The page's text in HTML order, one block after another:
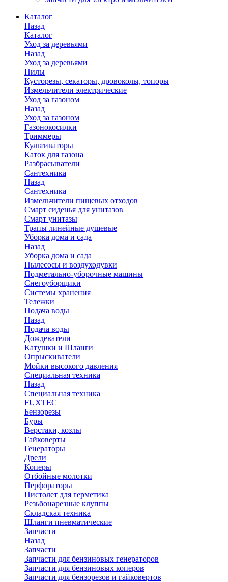
Каталог
Назад
Каталог
Уход за деревьями
Назад
Уход за деревьями
Пилы
Кусторезы, секаторы, дровоколы, топоры
Измельчители электрические
Уход за газоном
Назад
Уход за газоном
Газонокосилки
Триммеры
Культиваторы
Каток для газона
Разбрасыватели
Сантехника
Назад
Сантехника
Измельчители пищевых отходов
Смарт сиденья для унитазов
Смарт унитазы
Трапы линейные душевые
Уборка дома и сада
Назад
Уборка дома и сада
Пылесосы и воздуходувки
Подметально-уборочные машины
Снегоуборщики
Системы хранения
Тележки
Подача воды
Назад
Подача воды
Дождеватели
Катушки и Шланги
Опрыскиватели
Мойки высокого давления
Специальная техника
Назад
Специальная техника
FUXTEC
Бензорезы
Буры
Верстаки, козлы
Гайковерты
Генераторы
Дрели
Коперы
Отбойные молотки
Перфораторы
Пистолет для герметика
Резьбонарезные клуппы
Складская техника
Шланги пневматические
Запчасти
Назад
Запчасти
Запчасти для бензиновых генераторов
Запчасти для бензиновых коперов
Запчасти для бензорезов и гайковертов